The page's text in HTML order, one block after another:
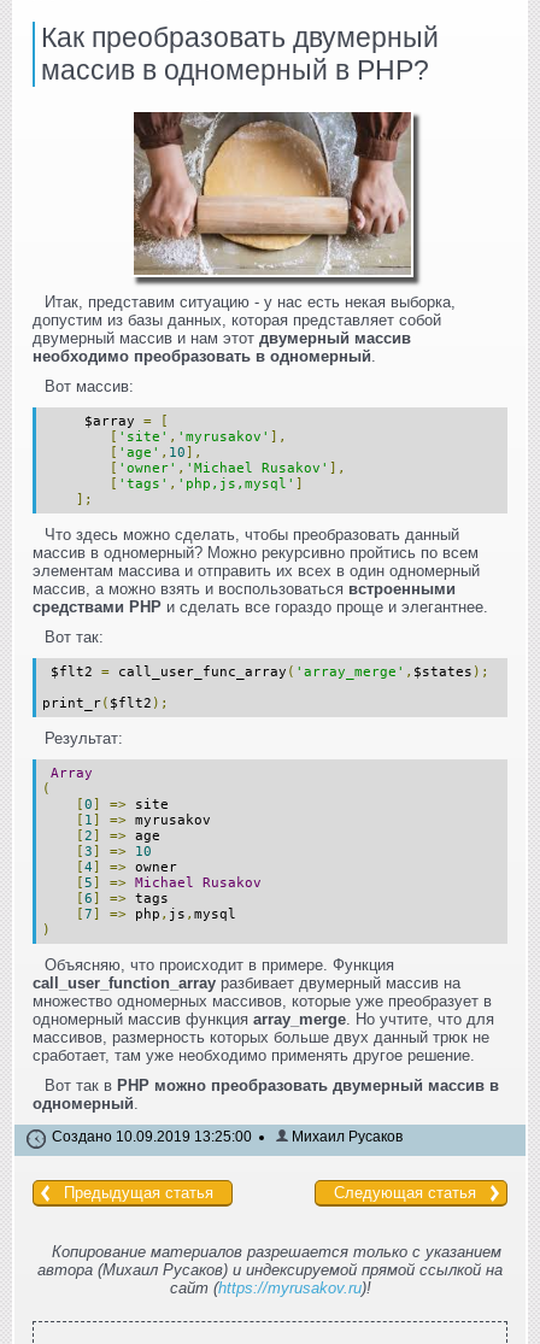
Как преобразовать двумерный
массив в одномерный в PHP?
Итак, представим ситуацию - у нас есть некая выборка,
допустим из базы данных, которая представляет собой
двумерный массив и нам этот двумерный массив
необходимо преобразовать в одномерный
Вот массив:
$array =
[
[ 'site' , 'myrusakov' ],
[ 'age' , 10],
[ 'owner' , 'Michael Rusakov' ],
[ 'tags' , 'php,js,mysql' ]
];
Что здесь можно сделать, чтобы преобразовать данный
массив в одномерный? Можно рекурсивно пройтись по всем
элементам массива и отправить их всех в один одномерный
массив, а можно взять и воспользоваться встроенными
средствами PHP и сделать все гораздо проще и элегантнее.
Вот так:
$flt2 = call_user_func_array ( 'array_merge' , $states );
print_r( $flt2 );
Результат:
Array
(
[0] => site
[ 1 ] => myrusakov
[2] => age
[3] =>
10
[4] => owner
[ 5] => Michael
Rusakov
[6] => tags
[7] => php , js , mysql
)
Объясняю, что происходит в примере. Функция
call_user_function_array разбивает двумерный массив на
множество одномерных массивов, которые уже преобразует в
одномерный массив функция array_merge . Но учтите, что для
массивов, размерность которых больше двух данный трюк не
сработает, там уже необходимо применять другое решение.
Вот так в PHP можно преобразовать двумерный массив в
одномерный
Создано 10.09.2019 13:25:00 Михаил Русаков
Предыдущая статья Следующая статья
Копирование материалов разрешается только с указанием
автора (Михаил Русаков) и индексируемой прямой ссылкой на
сайт (https://myrusakov.ru)!